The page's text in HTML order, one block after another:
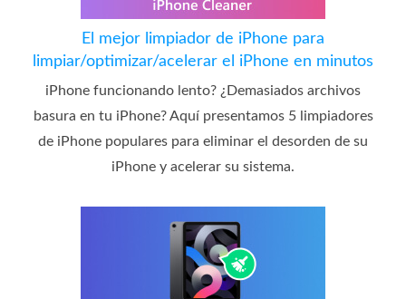
El mejor limpiador de iPhone para
limpiar/optimizar/acelerar el iPhone en minutos
iPhone funcionando lento? ¿Demasiados archivos
basura en tu iPhone? Aquí presentamos 5 limpiadores
de iPhone populares para eliminar el desorden de su
iPhone y acelerar su sistema.